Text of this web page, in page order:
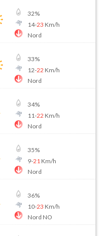
32%
14-23 Km/h
Nord
33%
12-22 Km/h
Nord
34%
11-22 Km/h
Nord
35%
9-21 Km/h
Nord
36%
10-23 Km/h
Nord NO